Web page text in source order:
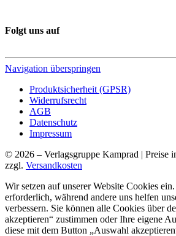
Folgt uns auf
Navigation überspringen
Produktsicherheit (GPSR)
Widerrufsrecht
AGB
Datenschutz
Impressum
© 2026 – Verlagsgruppe Kamprad | Preise
zzgl. Versandkosten
Wir setzen auf unserer Website Cookies
erforderlich, während andere uns helfen
verbessern. Sie können alle Cookies über
akzeptieren“ zustimmen oder Ihre eigene
diese mit dem Button „Auswahl